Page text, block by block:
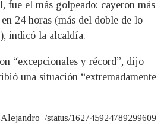
fue el más golpeado: cayeron más
24 horas (más del doble de lo
indicó la alcaldía.
“excepcionales y récord”, dijo
una situación “extremadamente
status/162745924789299609